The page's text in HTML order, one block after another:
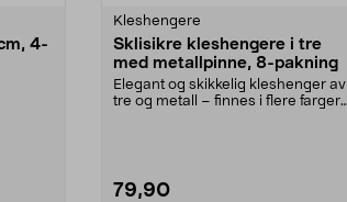
4-
Kleshengere
Sklisikre kleshengere i tre
med metallpinne, 8-pakning
Elegant og skikkelig kleshenger av
tre og metall – finnes i flere farger.
79,90